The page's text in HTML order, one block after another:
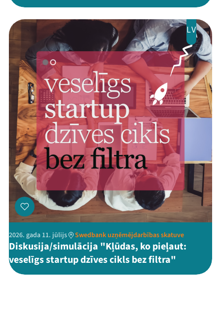
LV
2026. gada 11. jūlijs Swedbank uzņēmējdarbības skatuve
Diskusija/simulācija "Kļūdas, ko pieļaut:
veselīgs startup dzīves cikls bez filtra"